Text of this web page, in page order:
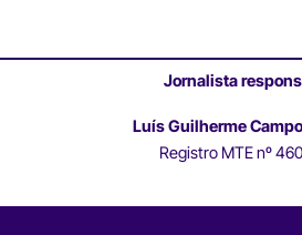
Jornalista
Luís Guilherme
Registro MTE nº